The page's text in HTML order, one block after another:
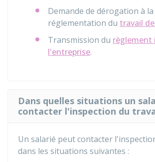
Demande de dérogation à la
réglementation du travail
Transmission du règlement
l'entreprise.
Dans quelles situations un
contacter l'inspection du
Un salarié peut contacter
dans les situations suivantes :